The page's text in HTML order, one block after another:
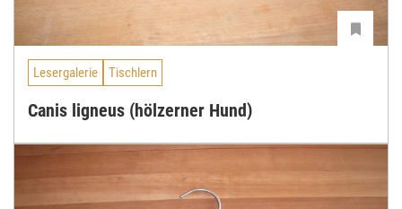
Lesergalerie Tischlern
Canis ligneus (hölzerner Hund)